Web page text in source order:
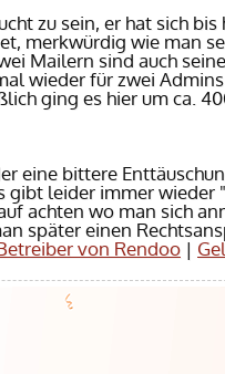
zu sein, er hat sich bis
merkwürdig wie man
Mailern sind auch
wieder für zwei
ging es hier um ca.
eine bittere
gibt leider immer
achten wo man sich
später einen
von Rendoo |